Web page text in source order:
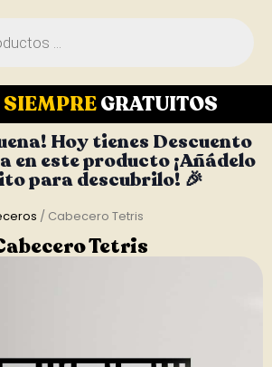
SIEMPREGRATUITOS
Hoy tienes Descuento
en este producto ¡Añádelo
para descubrilo! 🎉
/ Cabecero Tetris
Tetris